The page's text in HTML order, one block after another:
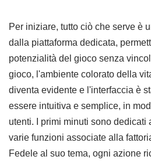
Per iniziare, tutto ciò che serve è
dalla piattaforma dedicata,
potenzialità del gioco senza
gioco, l'ambiente colorato della
diventa evidente e l'interfaccia è
essere intuitiva e semplice, in
utenti. I primi minuti sono
varie funzioni associate alla
Fedele al suo tema, ogni azione